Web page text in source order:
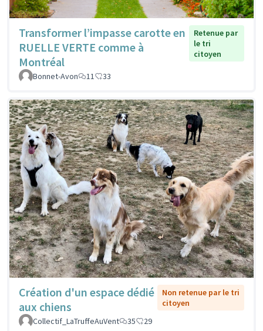
Transformer l’impasse carotte en
RUELLE VERTE comme à
Montréal
Retenue par
le tri
citoyen
Bonnet-Avon 11 33
Création d'un espace dédié
aux chiens
Non retenue par le tri
citoyen
Collectif_LaTruffeAuVent
35 29